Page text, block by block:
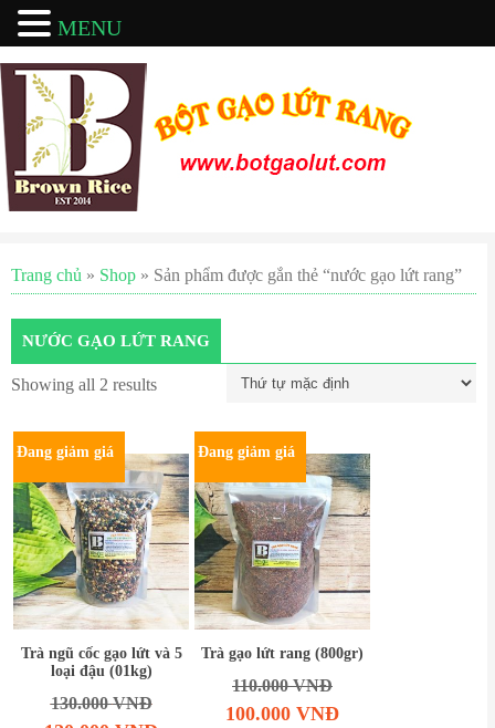
Trang chủ » Shop » Sản phẩm được gắn thẻ “nước gạo lứt rang”
NƯỚC GẠO LỨT RANG
Showing all 2 results
Đang giảm giá
Trà ngũ cốc gạo lứt và 5
loại đậu (01kg)
130.000VNĐ
Đang giảm giá
Trà gạo lứt rang (800gr)
110.000VNĐ
100.000 VNĐ
MENU